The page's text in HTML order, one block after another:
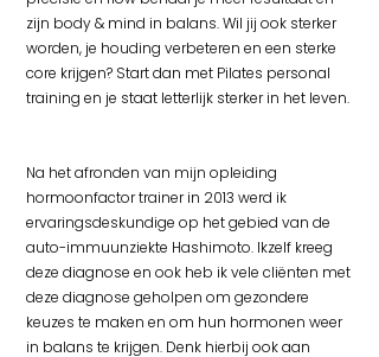
zijn body & mind in balans. Wil jij ook sterker
worden, je houding verbeteren en een sterke
core krijgen? Start dan met Pilates personal
training en je staat letterlijk sterker in het leven.
Na het afronden van mijn opleiding
hormoonfactor trainer in 2013 werd ik
ervaringsdeskundige op het gebied van de
auto-immuunziekte Hashimoto. Ikzelf kreeg
deze diagnose en ook heb ik vele cliënten met
deze diagnose geholpen om gezondere
keuzes te maken en om hun hormonen weer
in balans te krijgen. Denk hierbij ook aan